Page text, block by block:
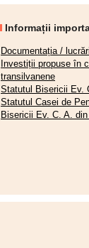
Informații
Documentația /
Investiții propuse în
transilvanene
Statutul Bisericii Ev.
Statutul Casei de
Bisericii Ev. C. A.